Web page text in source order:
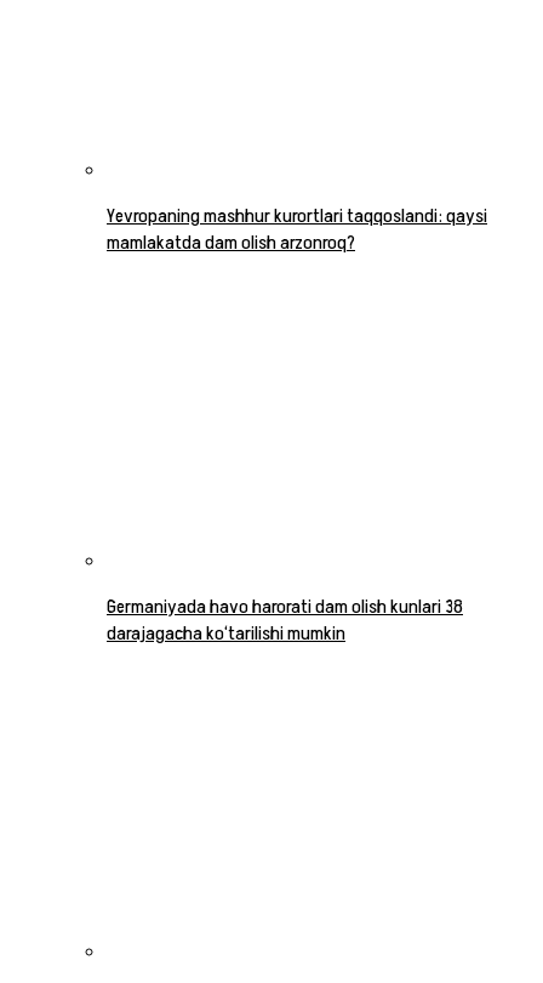
Yevropaning mashhur kurortlari taqqoslandi: qaysi
mamlakatda dam olish arzonroq?
Germaniyada havo harorati dam olish kunlari 38
darajagacha ko‘tarilishi mumkin